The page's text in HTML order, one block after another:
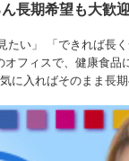
長期希望も大歓
たい」 「できれば長
オフィスで、健康食品
に入ればそのまま長